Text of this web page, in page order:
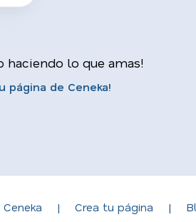
haciendo lo que amas!
página de Ceneka!
Ceneka | Crea tu página |